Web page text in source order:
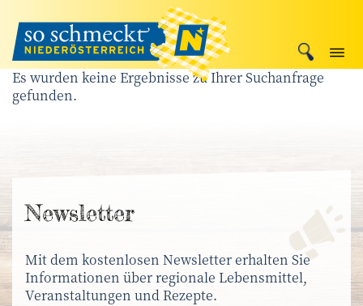
Es wurden keine Ergebnisse zu Ihrer Suchanfrage
gefunden.
News­letter
Mit dem kostenlosen Newsletter erhalten Sie
Informationen über regionale Lebensmittel,
Veranstaltungen und Rezepte.